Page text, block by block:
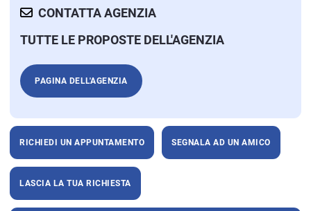
CONTATTA AGENZIA
TUTTE LE PROPOSTE DELL'AGENZIA
PAGINA DELL'AGENZIA
RICHIEDI UN APPUNTAMENTO SEGNALA AD UN AMICO
LASCIA LA TUA RICHIESTA